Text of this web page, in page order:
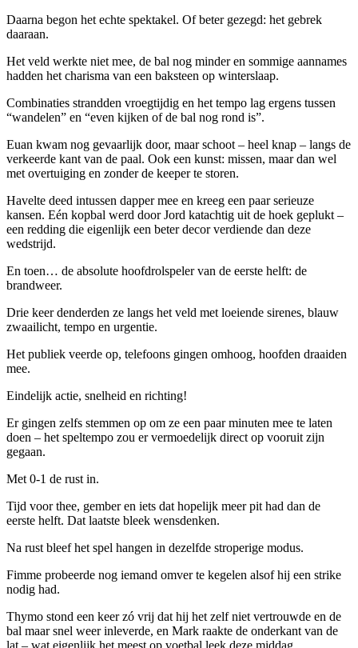
Daarna begon het echte spektakel. Of beter gezegd: het gebrek
daaraan.
Het veld werkte niet mee, de bal nog minder en sommige aannames
hadden het charisma van een baksteen op winterslaap.
Combinaties strandden vroegtijdig en het tempo lag ergens tussen
“wandelen” en “even kijken of de bal nog rond is”.
Euan kwam nog gevaarlijk door, maar schoot – heel knap – langs de
verkeerde kant van de paal. Ook een kunst: missen, maar dan wel
met overtuiging en zonder de keeper te storen.
Havelte deed intussen dapper mee en kreeg een paar serieuze
kansen. Eén kopbal werd door Jord katachtig uit de hoek geplukt –
een redding die eigenlijk een beter decor verdiende dan deze
wedstrijd.
En toen… de absolute hoofdrolspeler van de eerste helft: de
brandweer.
Drie keer denderden ze langs het veld met loeiende sirenes, blauw
zwaailicht, tempo en urgentie.
Het publiek veerde op, telefoons gingen omhoog, hoofden draaiden
mee.
Eindelijk actie, snelheid en richting!
Er gingen zelfs stemmen op om ze een paar minuten mee te laten
doen – het speltempo zou er vermoedelijk direct op vooruit zijn
gegaan.
Met 0-1 de rust in.
Tijd voor thee, gember en iets dat hopelijk meer pit had dan de
eerste helft. Dat laatste bleek wensdenken.
Na rust bleef het spel hangen in dezelfde stroperige modus.
Fimme probeerde nog iemand omver te kegelen alsof hij een strike
nodig had.
Thymo stond een keer zó vrij dat hij het zelf niet vertrouwde en de
bal maar snel weer inleverde, en Mark raakte de onderkant van de
lat – wat eigenlijk het meest op voetbal leek deze middag.